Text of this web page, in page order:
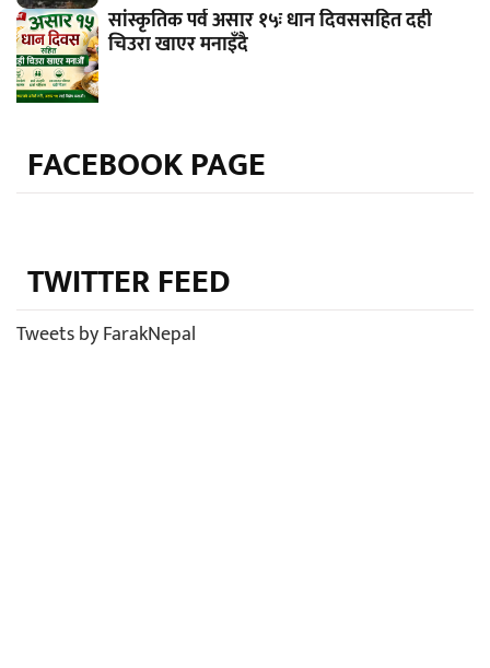
सांस्कृतिक पर्व असार १५ः धान दिवससहित दही
चिउरा खाएर मनाइँदै
FACEBOOK PAGE
TWITTER FEED
Tweets by FarakNepal